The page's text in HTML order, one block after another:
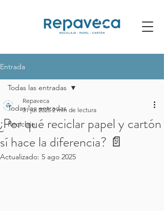
Entrada
Todas las entradas
Reciclaje
Todas las entradas
¿Por qué reciclar papel y cartón
sí hace la diferencia? 📄
Repaveca
31 jul 2025 2 min de lectura
Actualizado: 5 ago 2025